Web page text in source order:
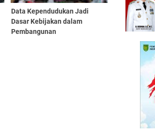
Data Kependudukan Jadi
Dasar Kebijakan dalam
Pembangunan